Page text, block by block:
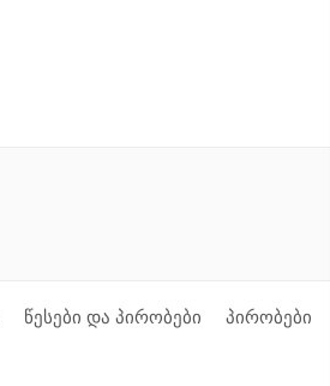
წესები და პირობები პირობები